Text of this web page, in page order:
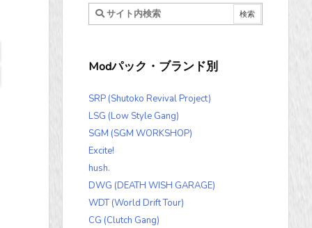
Modパック・ブランド別
SRP (Shutoko Revival Project)
LSG (Low Style Gang)
SGM (SGM WORKSHOP)
Excite!
hush.
DWG (DEATH WISH GARAGE)
WDT (World Drift Tour)
CG (Clutch Gang)